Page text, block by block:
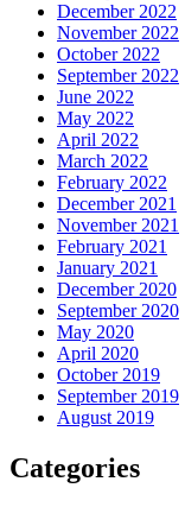
December 2022
November 2022
October 2022
September 2022
June 2022
May 2022
April 2022
March 2022
February 2022
December 2021
November 2021
February 2021
January 2021
December 2020
September 2020
May 2020
April 2020
October 2019
September 2019
August 2019
Categories